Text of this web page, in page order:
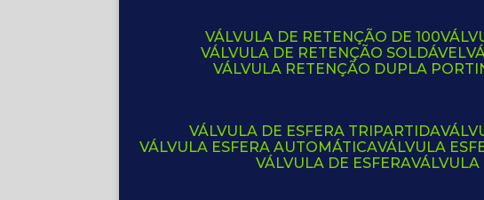
VÁLVULA DE RETENÇÃO DE 100
VÁLVULA DE RETENÇÃO SOLDÁVEL
VÁLVULA RETENÇÃO DUPLA
VÁLVULA DE ESFERA TRIPARTIDA
VÁLVULA ESFERA AUTOMÁTICA VÁLVULA
VÁLVULA DE ESFERA